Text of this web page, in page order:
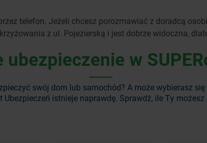
telefon. Jeżeli chcesz porozmawiać z doradcą
z ul. Pojezierską i jest dobrze widoczna,
ubezpieczenie w
swój dom lub samochód? A może wybierasz
Ubezpieczeń istnieje naprawdę. Sprawdź, ile Ty